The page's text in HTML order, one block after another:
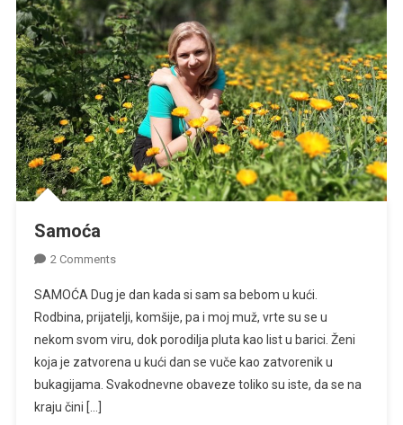
Samoća
2 CommentsOn
SAMOĆA Dug je dan kada si sam sa bebom u kući.
Rodbina, prijatelji, komšije, pa i moj muž, vrte su se u
nekom svom viru, dok porodilja pluta kao list u barici. Ženi
koja je zatvorena u kući dan se vuče kao zatvorenik u
bukagijama. Svakodnevne obaveze toliko su iste, da se na
kraju čini […]